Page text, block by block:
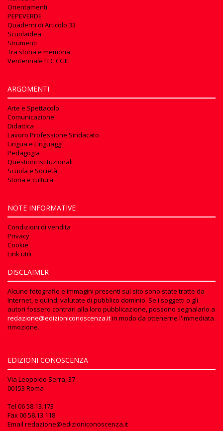
Orientamenti
PEPEVERDE
Quaderni di Articolo 33
Scuolaidea
Strumenti
Tra storia e memoria
Ventennale FLC CGIL
ARGOMENTI
Arte e Spettacolo
Comunicazione
Didattica
Lavoro Professione Sindacato
Lingua e Linguaggi
Pedagogia
Questioni istituzionali
Scuola e Società
Storia e cultura
NOTE INFORMATIVE
Condizioni di vendita
Privacy
Cookie
Link utili
DISCLAIMER
Alcune fotografie e immagini presenti sul sito sono state tratte da
Internet, e quindi valutate di pubblico dominio. Se i soggetti o gli
autori fossero contrari alla loro pubblicazione, possono segnalarlo a
redazione@edizioniconoscenza.itin modo da ottenerne l'immediata
rimozione.
EDIZIONI CONOSCENZA
Via Leopoldo Serra, 37
00153 Roma
Tel 06 58.13.173
Fax06 58.13.118
Email redazione@edizioniconoscenza.it